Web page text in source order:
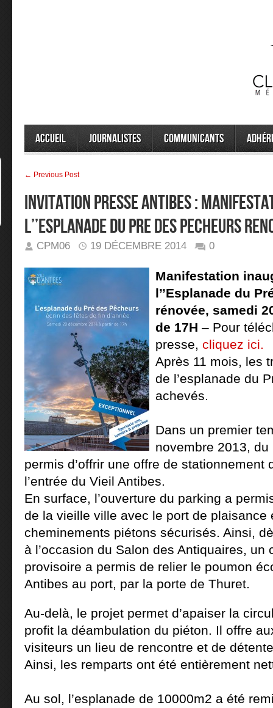
Accueil Journalistes Communicants
← Previous Post
INVITATION PRESSE ANTIBES :
L’’ESPLANADE DU PRE DES PECHEURS
CPM06 19 DÉCEMBRE 2014 0
Manifestation
l’’Esplanade du
rénovée, samedi
de 17H – Pour
presse, cliquez ici.
Après 11 mois, les
de l’esplanade du
achevés.
Dans un premier
novembre 2013,
permis d’offrir une offre de stationnement
l’entrée du Vieil Antibes.
En surface, l’ouverture du parking a
de la vieille ville avec le port de plaisance
cheminements piétons sécurisés. Ainsi,
à l’occasion du Salon des Antiquaires, un
provisoire a permis de relier le poumon
Antibes au port, par la porte de Thuret.
Au-delà, le projet permet d’apaiser la
profit la déambulation du piéton. Il offre
visiteurs un lieu de rencontre et de
Ainsi, les remparts ont été entièrement
Au sol, l’esplanade de 10000m2 a été